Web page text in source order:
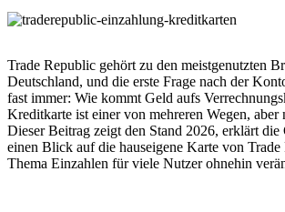
Trade Republic gehört zu den meistgenutzten
Deutschland, und die erste Frage nach der
fast immer: Wie kommt Geld aufs
Kreditkarte ist einer von mehreren Wegen, aber
Dieser Beitrag zeigt den Stand 2026, erklärt
einen Blick auf die hauseigene Karte von Trade
Thema Einzahlen für viele Nutzer ohnehin